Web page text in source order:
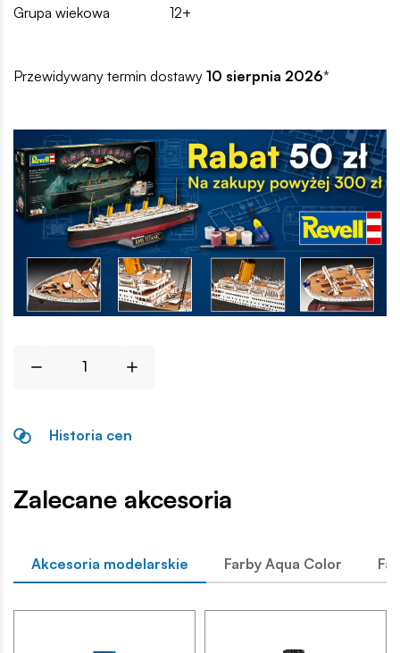
Grupa wiekowa
12+
Przewidywany termin dostawy 10 sierpnia 2026*
Historia cen
Zalecane akcesoria
Akcesoria modelarskie Farby Aqua Color